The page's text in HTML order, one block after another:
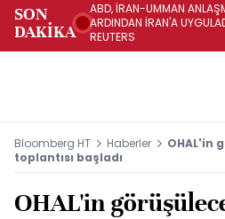
SON
DAKİKA
ABD, İRAN-UMMAN
ARDINDAN İRAN'A
REUTERS
Bloomberg HT Haberler
OHAL'in
toplantısı başladı
OHAL'in